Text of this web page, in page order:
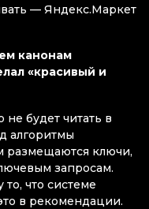
— Яндекс.Маркет
канонам
«красивый и
будет читать в
алгоритмы
размещаются ключи,
запросам.
что системе
в рекомендации.